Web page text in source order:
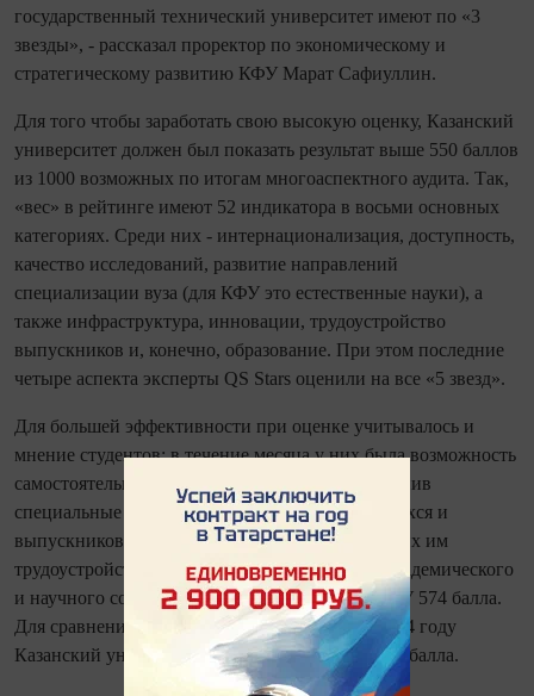
государственный технический университет имеют по «3
звезды», - рассказал проректор по экономическому и
стратегическому развитию КФУ Марат Сафиуллин.
Для того чтобы заработать свою высокую оценку, Казанский
университет должен был показать результат выше 550 баллов
из 1000 возможных по итогам многоаспектного аудита. Так,
«вес» в рейтинге имеют 52 индикатора в восьми основных
категориях. Среди них - интернационализация, доступность,
качество исследований, развитие направлений
специализации вуза (для КФУ это естественные науки), а
также инфраструктура, инновации, трудоустройство
выпускников и, конечно, образование. При этом последние
четыре аспекта эксперты QS Stars оценили на все «5 звезд».
Для большей эффективности при оценке учитывалось и
мнение студентов: в течение месяца у них была возможность
самостоятельно оценить свою alma mater, заполнив
специальные анкеты. На основе отзывов учащихся и
выпускников вуза, работодателей, предлагающих им
трудоустройство, а также результатов опроса академического
и научного сообществ эксперты присудили КФУ 574 балла.
Для сравнения, на своем старте в QS Stars в 2014 году
Казанский университет показал результат в 482 балла.